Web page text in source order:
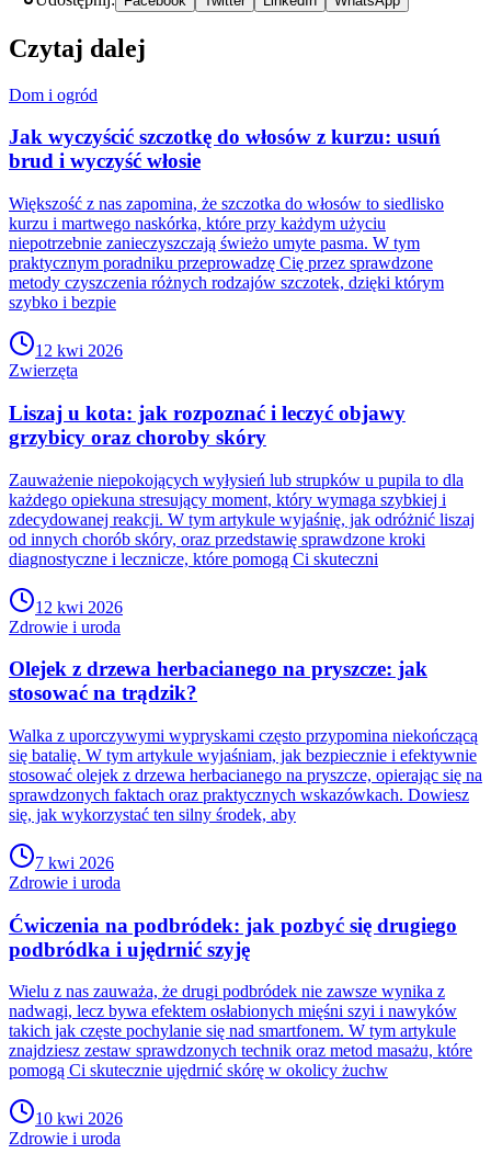
Czytaj dalej
Dom i ogród
Jak wyczyścić szczotkę do włosów z kurzu: usuń
brud i wyczyść włosie
Większość z nas zapomina, że szczotka do włosów to siedlisko
kurzu i martwego naskórka, które przy każdym użyciu
niepotrzebnie zanieczyszczają świeżo umyte pasma. W tym
praktycznym poradniku przeprowadzę Cię przez sprawdzone
metody czyszczenia różnych rodzajów szczotek, dzięki którym
szybko i bezpie
12 kwi 2026
Zwierzęta
Liszaj u kota: jak rozpoznać i leczyć objawy
grzybicy oraz choroby skóry
Zauważenie niepokojących wyłysień lub strupków u pupila to dla
każdego opiekuna stresujący moment, który wymaga szybkiej i
zdecydowanej reakcji. W tym artykule wyjaśnię, jak odróżnić liszaj
od innych chorób skóry, oraz przedstawię sprawdzone kroki
diagnostyczne i lecznicze, które pomogą Ci skuteczni
12 kwi 2026
Zdrowie i uroda
Olejek z drzewa herbacianego na pryszcze: jak
stosować na trądzik?
Walka z uporczywymi wypryskami często przypomina niekończącą
się batalię. W tym artykule wyjaśniam, jak bezpiecznie i efektywnie
stosować olejek z drzewa herbacianego na pryszcze, opierając się na
sprawdzonych faktach oraz praktycznych wskazówkach. Dowiesz
się, jak wykorzystać ten silny środek, aby
7 kwi 2026
Zdrowie i uroda
Ćwiczenia na podbródek: jak pozbyć się drugiego
podbródka i ujędrnić szyję
Wielu z nas zauważa, że drugi podbródek nie zawsze wynika z
nadwagi, lecz bywa efektem osłabionych mięśni szyi i nawyków
takich jak częste pochylanie się nad smartfonem. W tym artykule
znajdziesz zestaw sprawdzonych technik oraz metod masażu, które
pomogą Ci skutecznie ujędrnić skórę w okolicy żuchw
10 kwi 2026
Zdrowie i uroda